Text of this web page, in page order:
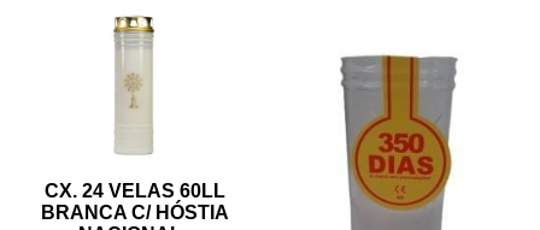
CX. 24 VELAS 60LL
BRANCA C/ HÓSTIA